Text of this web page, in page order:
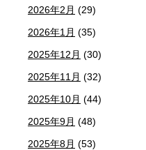
2026年2月 (29)
2026年1月 (35)
2025年12月 (30)
2025年11月 (32)
2025年10月 (44)
2025年9月 (48)
2025年8月 (53)